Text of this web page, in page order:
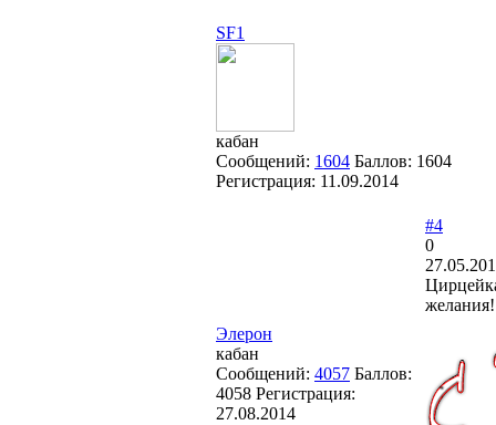
SF1
кабан
Сообщений: 1604 Баллов: 1604
Регистрация: 11.09.2014
Элерон
кабан
Сообщений: 4057 Баллов:
4058 Регистрация:
27.08.2014
#4
0